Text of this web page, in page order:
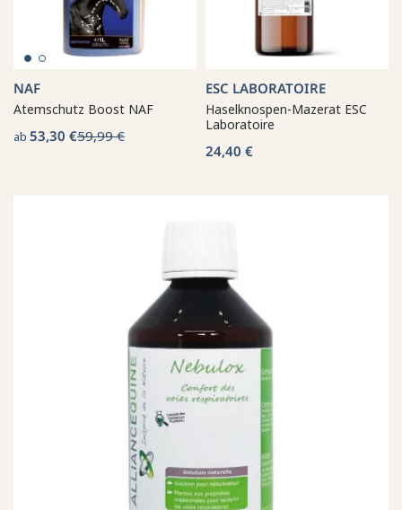
NAF
Atemschutz Boost NAF
ab 53,30 €59,99 €
ESC LABORATOIRE
Haselknospen-Mazerat ESC
Laboratoire
24,40 €